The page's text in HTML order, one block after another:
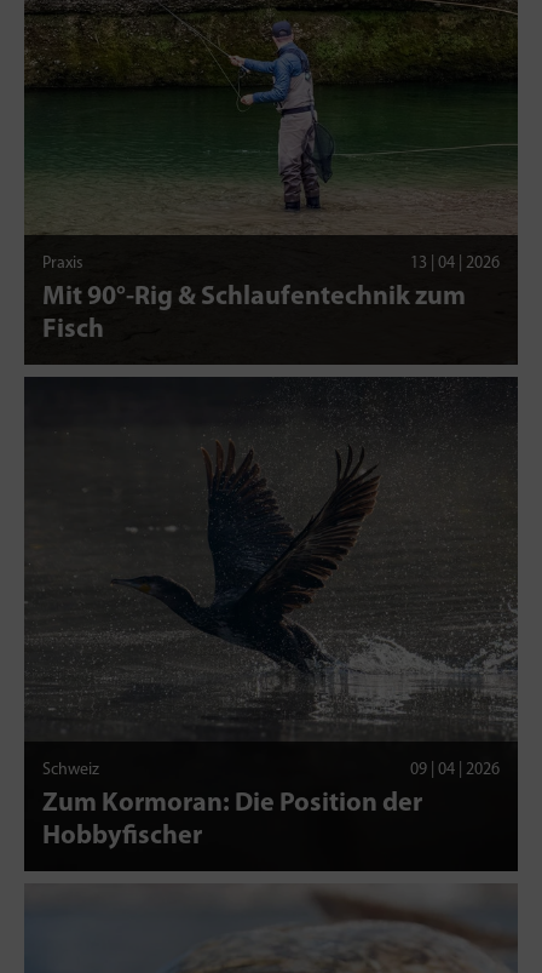
Praxis 13 | 04 | 2026
Mit 90°-Rig & Schlaufentechnik zum
Fisch
Schweiz 09 | 04 | 2026
Zum Kormoran: Die Position der
Hobbyfischer